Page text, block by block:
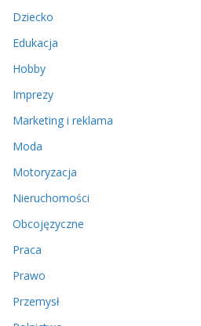
Dziecko
Edukacja
Hobby
Imprezy
Marketing i reklama
Moda
Motoryzacja
Nieruchomości
Obcojęzyczne
Praca
Prawo
Przemysł